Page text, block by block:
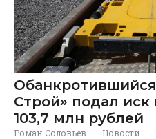
Строй» подал
103,7 млн рублей
Роман Соловьев · Новости ·